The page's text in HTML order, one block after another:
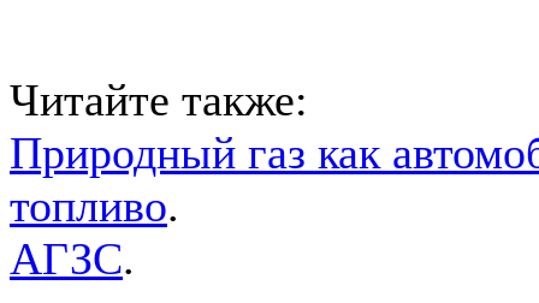
Читайте также:
Природный газ как
топливо.
АГЗС.